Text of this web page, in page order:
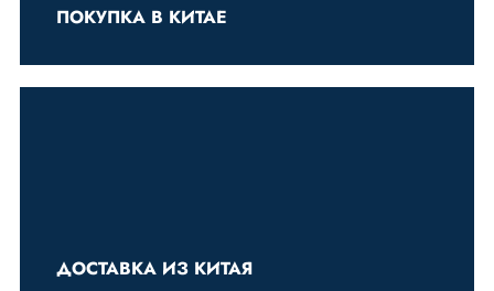
ПОКУПКА В КИТАЕ
ДОСТАВКА ИЗ КИТАЯ